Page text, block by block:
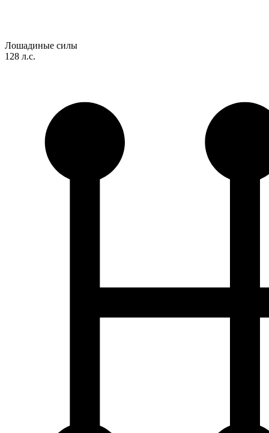
Лошадиные силы
128 л.с.